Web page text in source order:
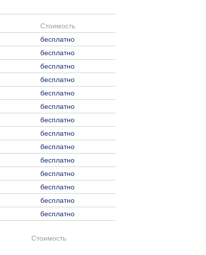
Стоимость
бесплатно
бесплатно
бесплатно
бесплатно
бесплатно
бесплатно
бесплатно
бесплатно
бесплатно
бесплатно
бесплатно
бесплатно
бесплатно
бесплатно
Стоимость